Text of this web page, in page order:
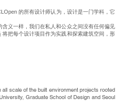
的所有设计师认为，设计是一门学科，它
义一样，我们在私人和公众之间没有任何偏见
把每个设计项目作为实践和探索建筑空间，形
scale of the built environment projects rooted
Graduate School of Design and Seoul